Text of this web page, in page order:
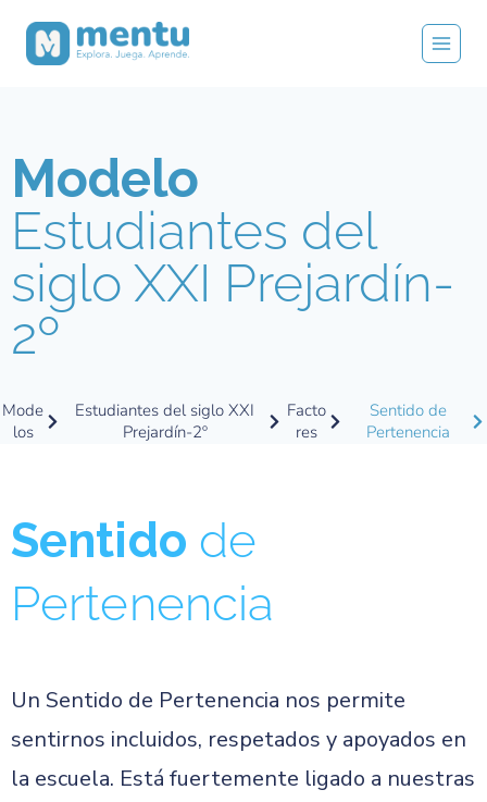
Modelo
Estudiantes del
siglo XXI Prejardín-
2º
Mode
los
Estudiantes del siglo XXI
Prejardín-2º
Facto
res
Sentido de
Pertenencia
Sentido de
Pertenencia
Un Sentido de Pertenencia nos permite
sentirnos incluidos, respetados y apoyados en
la escuela. Está fuertemente ligado a nuestras